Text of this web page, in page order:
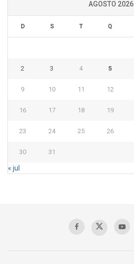
AGOSTO 2026
D S T Q
2 3 4 5
9 10 11 12
16 17 18 19
23 24 25 26
30 31
« jul